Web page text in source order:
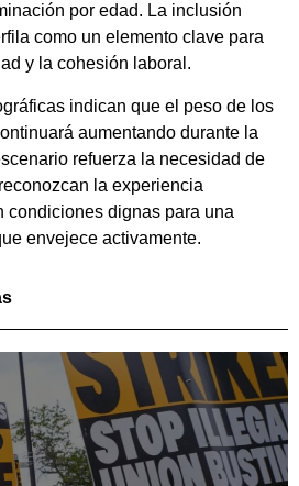
por edad. La inclusión
como un elemento clave para
y la cohesión laboral.
indican que el peso de los
aumentando durante la
refuerza la necesidad de
la experiencia
condiciones dignas para una
envejece activamente.